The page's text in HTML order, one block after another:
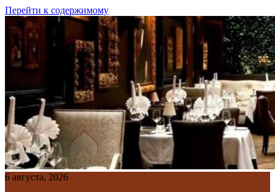
Перейти к содержимому
6 августа, 2026